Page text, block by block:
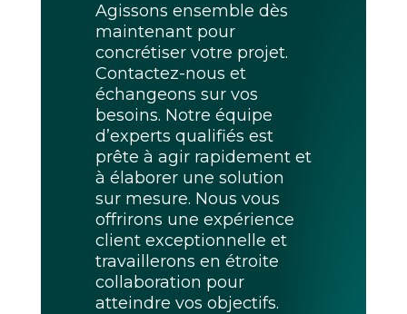
Agissons ensemble dès
maintenant pour
concrétiser votre projet.
Contactez-nous et
échangeons sur vos
besoins. Notre équipe
d’experts qualifiés est
prête à agir rapidement et
à élaborer une solution
sur mesure. Nous vous
offrirons une expérience
client exceptionnelle et
travaillerons en étroite
collaboration pour
atteindre vos objectifs.